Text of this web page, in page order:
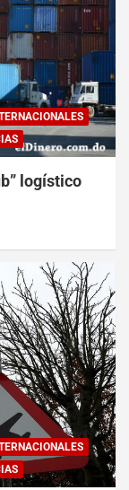
logístico